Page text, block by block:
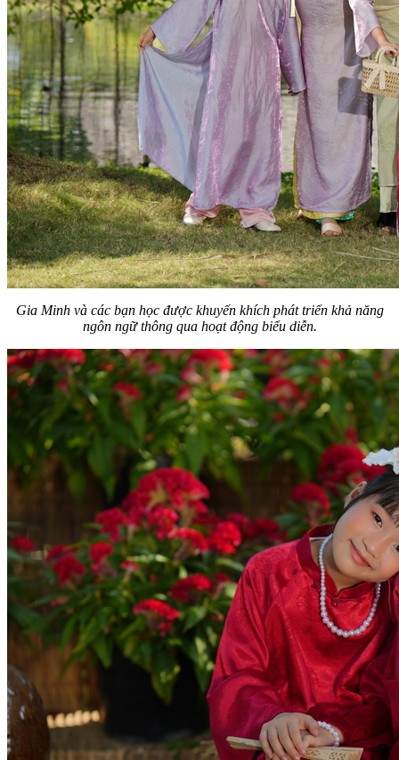
Gia Minh và các bạn học được khuyến khích phát triển khả năng
ngôn ngữ thông qua hoạt động biểu diễn.